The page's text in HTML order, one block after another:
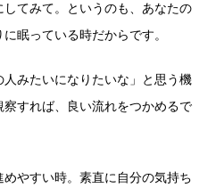
てみて。というのも、あなたの
眠っている時だからです。
みたいになりたいな」と思う機
すれば、良い流れをつかめるで
やすい時。素直に自分の気持ち